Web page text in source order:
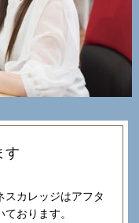
す
スカレッジはアフタ
おります。